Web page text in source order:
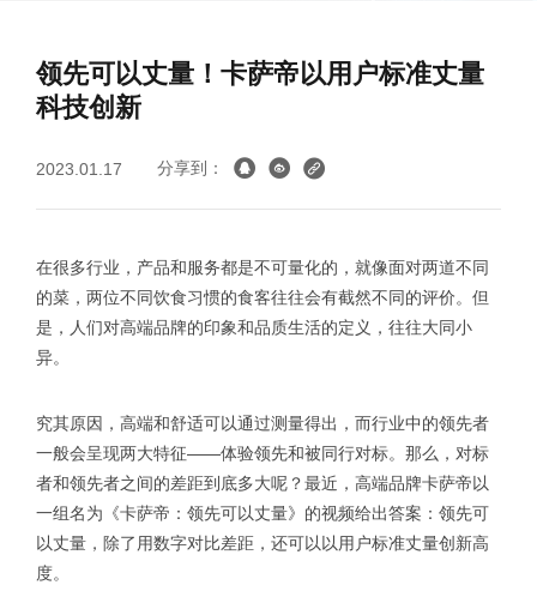
领先可以丈量！卡萨帝以用户标准丈量
科技创新
2023.01.17 分享到：
在很多行业，产品和服务都是不可量化的，就像面对两道不同
的菜，两位不同饮食习惯的食客往往会有截然不同的评价。但
是，人们对高端品牌的印象和品质生活的定义，往往大同小
异。
究其原因，高端和舒适可以通过测量得出，而行业中的领先者
一般会呈现两大特征——体验领先和被同行对标。那么，对标
者和领先者之间的差距到底多大呢？最近，高端品牌卡萨帝以
一组名为《卡萨帝：领先可以丈量》的视频给出答案：领先可
以丈量，除了用数字对比差距，还可以以用户标准丈量创新高
度。